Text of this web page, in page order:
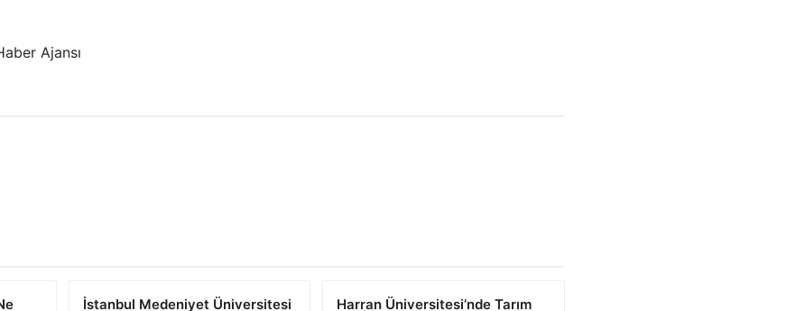
Ajansı
İstanbul Medeniyet Üniversitesi Harran Üniversitesi’nde Tarım